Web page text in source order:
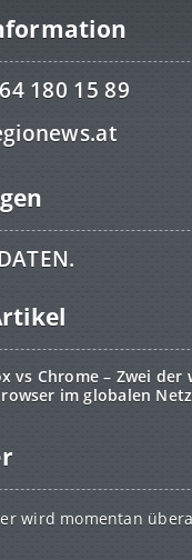
180 15 89
vs Chrome – Zwei der
im globalen Netz
wird momentan